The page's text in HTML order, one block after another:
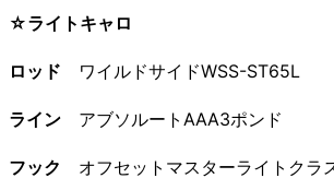
☆ライトキャロ
ロッド ワイルドサイドWSS-ST65L
ライン アブソルートAAA3ポンド
フック オフセットマスターライトクラ